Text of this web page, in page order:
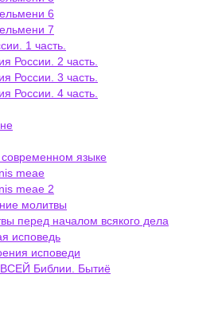
6
7
1 часть.
России. 2 часть.
России. 3 часть.
России. 4 часть.
языке
meae
meae 2
молитвы
перед началом всякого дела
исповедь
исповеди
ВСЕЙ Библии. Бытиё